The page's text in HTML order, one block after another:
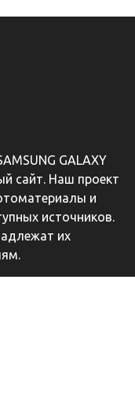
GALAXY
сайт. Наш проект
и
источников.
их